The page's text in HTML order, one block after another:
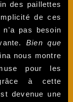
des paillettes
de ces
n'a pas besoin
Bien que
nous montre
pour les
à cette
devenue une